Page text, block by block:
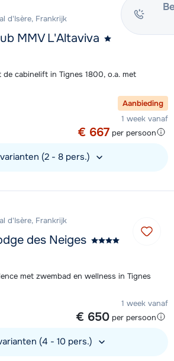
d'Isère, Frankrijk
MMV L'Altaviva
de cabinelift in Tignes 1800, o.a. met
Aanbieding
1 week vanaf
€ 667 per persoon
(2 - 8 pers.)
d'Isère, Frankrijk
des Neiges
met zwembad en wellness in Tignes
1 week vanaf
€ 650 per persoon
(4 - 10 pers.)